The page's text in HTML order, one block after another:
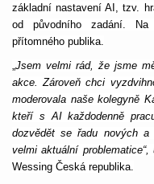
základní nastavení AI, tzv.
od původního zadání.
přítomného publika.
„Jsem velmi rád, že jsme
akce. Zároveň chci
moderovala naše kolegyně
kteří s AI každodenně
dozvědět se řadu nových
velmi aktuální problematice“,
Wessing Česká republika.